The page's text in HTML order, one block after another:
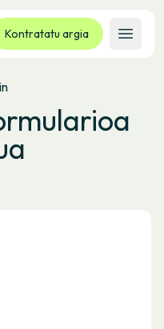
Kontratatu argia
Ireki